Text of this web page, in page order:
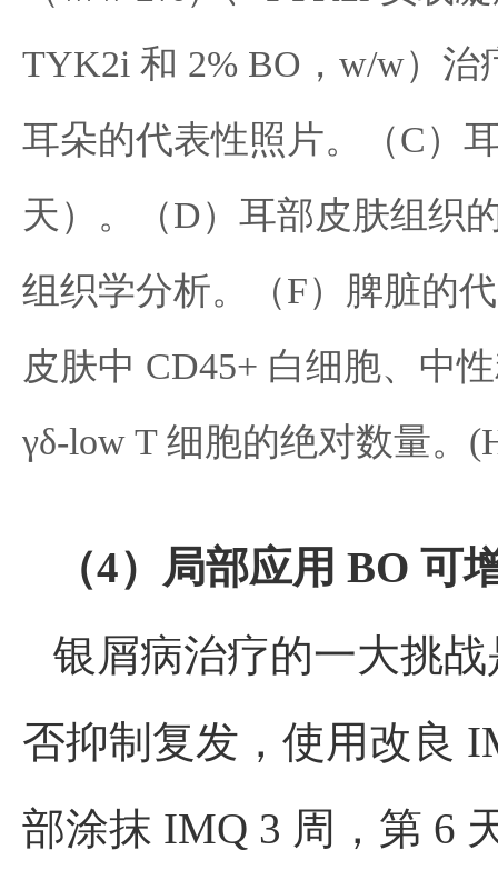
TYK2i 和 2% BO，w/w）治
耳朵的代表性照片。（C）
天）。（D）耳部皮肤组织
组织学分析。（F）脾脏的
皮肤中 CD45+ 白细胞、中
γδ-low T 细胞的绝对数量。
（4）局部应用 BO
银屑病治疗的一大挑
否抑制复发，使用改良
部涂抹 IMQ 3 周，第 6